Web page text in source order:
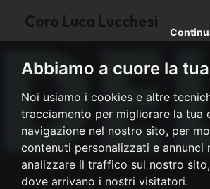
Abbiamo a cuore la
Noi usiamo i cookies e altre
tracciamento per migliorare la tua
navigazione nel nostro sito, per
contenuti personalizzati e annunci
analizzare il traffico sul nostro
dove arrivano i nostri visitatori.
Coro Luca Lucchesi